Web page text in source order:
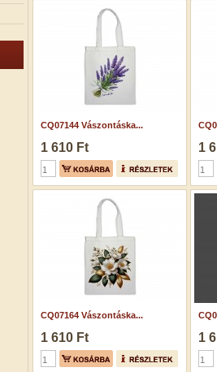
CQ07144 Vászontáska...
1 610 Ft 1
CQ07164 Vászontáska...
1 610 Ft 1